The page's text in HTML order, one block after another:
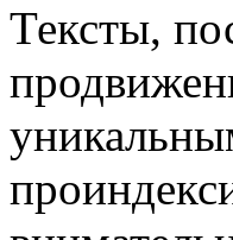
Тексты,